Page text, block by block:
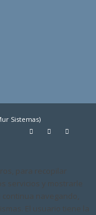
Sistemas)
para recopilar
servicios y mostrarle
navegando,
El usuario tiene la